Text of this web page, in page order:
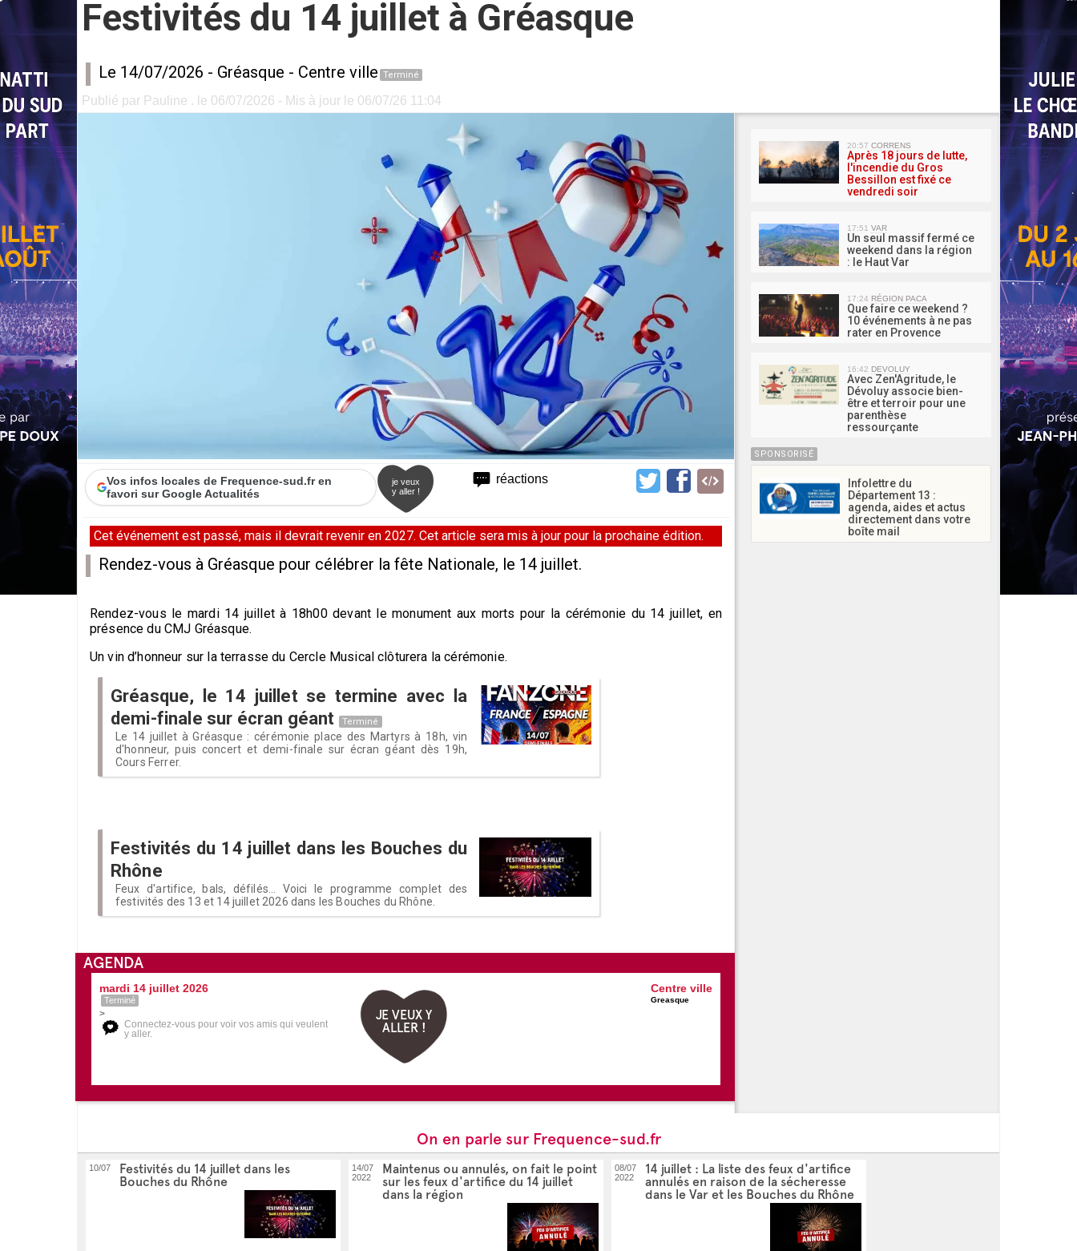
Festivités du 14 juillet à Gréasque
Le 14/07/2026 - Gréasque - Centre ville Terminé
Publié par Pauline . le 06/07/2026 - Mis à jour le 06/07/26 11:04
réactions
Vos infos locales de Frequence-sud.fr en
favori sur Google Actualités
je veux
y aller !
Cet événement est passé, mais il devrait revenir en 2027. Cet article sera mis à jour pour la prochaine édition.
Rendez-vous à Gréasque pour célébrer la fête Nationale, le 14 juillet.
Rendez-vous le mardi 14 juillet à 18h00 devant le monument aux morts pour la cérémonie du 14 juillet, en
présence du CMJ Gréasque.
Un vin d’honneur sur la terrasse du Cercle Musical clôturera la cérémonie.
Gréasque, le 14 juillet se termine avec la
demi-finale sur écran géant
Terminé
Le 14 juillet à Gréasque : cérémonie place des Martyrs à 18h, vin
d'honneur, puis concert et demi-finale sur écran géant dès 19h,
Cours Ferrer.
Festivités du 14 juillet dans les Bouches du
Rhône
Feux d'artifice, bals, défilés... Voici le programme complet des
festivités des 13 et 14 juillet 2026 dans les Bouches du Rhône.
AGENDA
mardi 14 juillet 2026
Terminé
>
Connectez-vous pour voir vos amis qui veulent
y aller.
JE VEUX Y
ALLER !
Centre ville
Greasque
MA
20:57 CORRENS
Après 18 jours de lutte,
l'incendie du Gros
Bessillon est fixé ce
vendredi soir
17:51 VAR
Un seul massif fermé ce
weekend dans la région
: le Haut Var
17:24 RÉGION PACA
Que faire ce weekend ?
10 événements à ne pas
rater en Provence
16:42 DEVOLUY
Avec Zen'Agritude, le
Dévoluy associe bien-
être et terroir pour une
parenthèse
ressourçante
SPONSORISÉ
Infolettre du
Département 13 :
agenda, aides et actus
directement dans votre
boîte mail
On en parle sur Frequence-sud.fr
10/07
Festivités du 14 juillet dans les
Bouches du Rhône
14/07
2022
Maintenus ou annulés, on fait le point
sur les feux d'artifice du 14 juillet
dans la région
08/07
2022
14 juillet : La liste des feux d'artifice
annulés en raison de la sécheresse
dans le Var et les Bouches du Rhône